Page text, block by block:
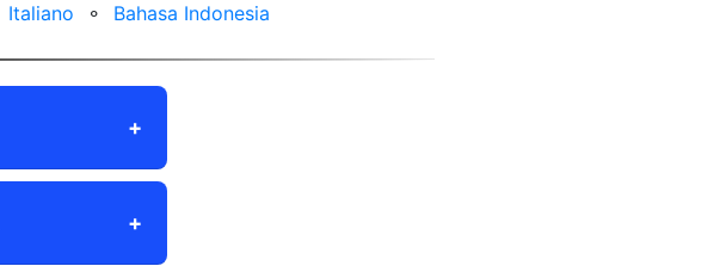
Italiano ⚬ Bahasa Indonesia